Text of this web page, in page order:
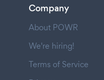
Company
About POWR
We're hiring!
Terms of Service